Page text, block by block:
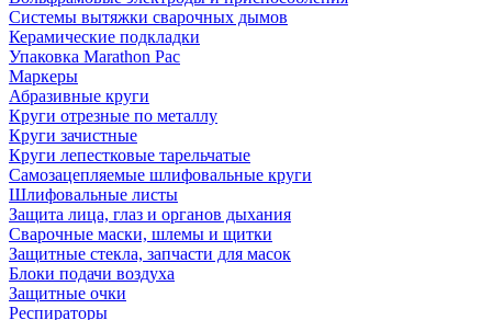
Системы вытяжки сварочных дымов
Керамические подкладки
Упаковка Marathon Pac
Маркеры
Абразивные круги
Круги отрезные по металлу
Круги зачистные
Круги лепестковые тарельчатые
Самозацепляемые шлифовальные круги
Шлифовальные листы
Защита лица, глаз и органов дыхания
Сварочные маски, шлемы и щитки
Защитные стекла, запчасти для масок
Блоки подачи воздуха
Защитные очки
Респираторы